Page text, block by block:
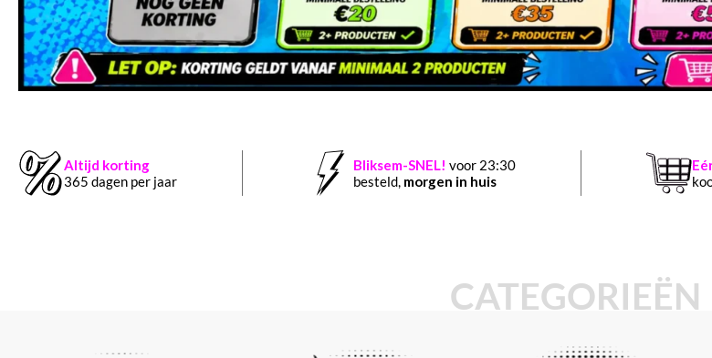
Altijd korting
365 dagen per jaar
Bliksem-SNEL! voor 23:30
besteld, morgen in huis
CATEGORIEËN